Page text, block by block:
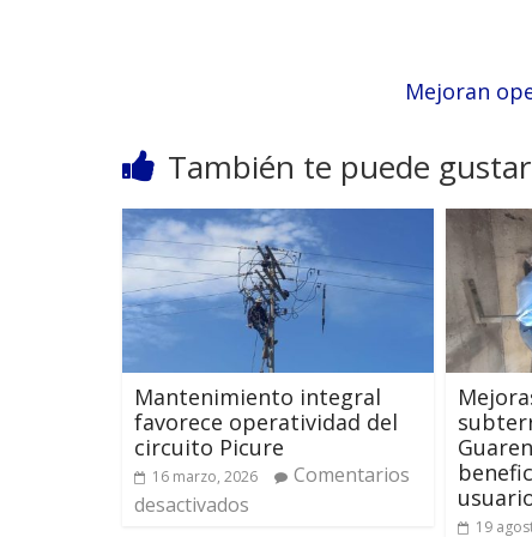
Mejoran
También te puede gustar
Mantenimiento integral
favorece operatividad del
circuito Picure
16 marzo, 2026
Comentarios
desactivados
19